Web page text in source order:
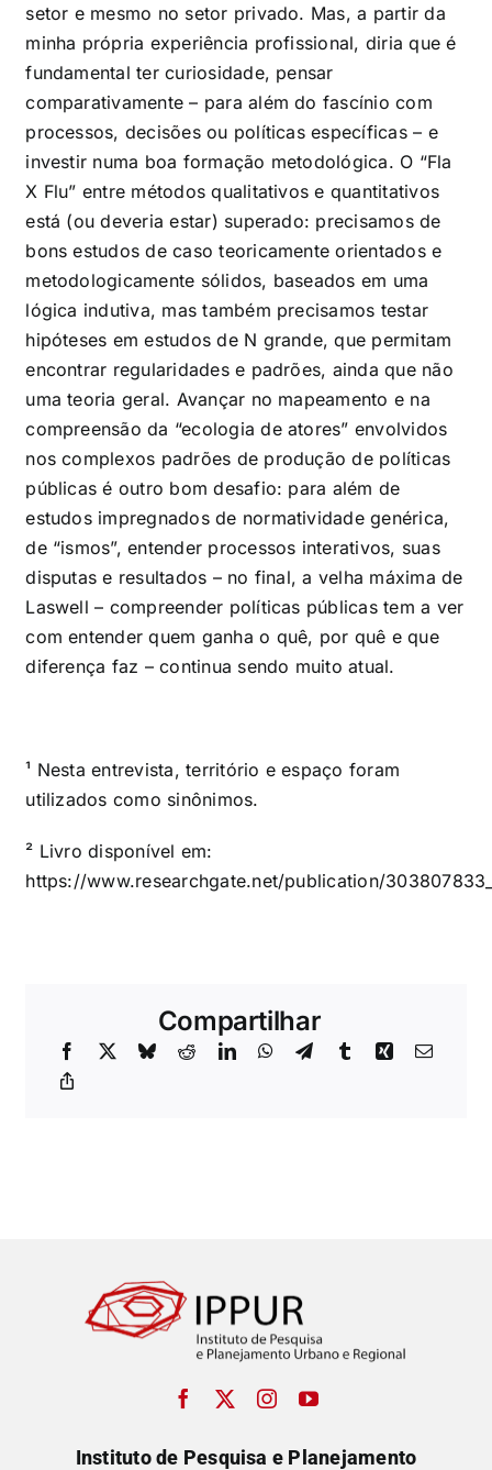
setor e mesmo no setor privado. Mas, a partir da
minha própria experiência profissional, diria que é
fundamental ter curiosidade, pensar
comparativamente – para além do fascínio com
processos, decisões ou políticas específicas – e
investir numa boa formação metodológica. O “Fla
X Flu” entre métodos qualitativos e quantitativos
está (ou deveria estar) superado: precisamos de
bons estudos de caso teoricamente orientados e
metodologicamente sólidos, baseados em uma
lógica indutiva, mas também precisamos testar
hipóteses em estudos de N grande, que permitam
encontrar regularidades e padrões, ainda que não
uma teoria geral. Avançar no mapeamento e na
compreensão da “ecologia de atores” envolvidos
nos complexos padrões de produção de políticas
públicas é outro bom desafio: para além de
estudos impregnados de normatividade genérica,
de “ismos”, entender processos interativos, suas
disputas e resultados – no final, a velha máxima de
Laswell – compreender políticas públicas tem a ver
com entender quem ganha o quê, por quê e que
diferença faz – continua sendo muito atual.
¹ Nesta entrevista, território e espaço foram
utilizados como sinônimos.
² Livro disponível em:
https://www.researchgate.net/publication/
Compartilhar
Instituto de Pesquisa e Planejamento